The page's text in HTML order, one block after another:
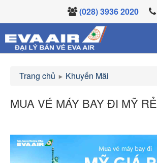
(028) 3936 2020
Trang chủ Khuyến Mãi
MUA VÉ MÁY BAY ĐI MỸ RẺ